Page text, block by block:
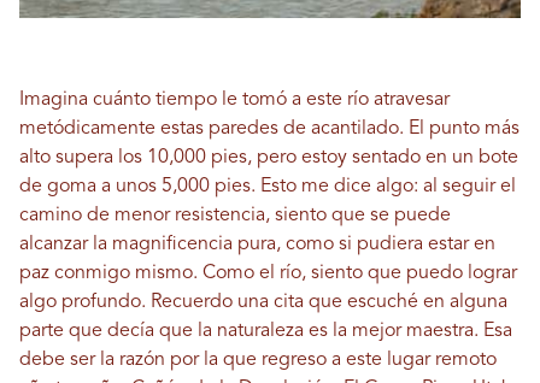
Imagina cuánto tiempo le tomó a este río atravesar
metódicamente estas paredes de acantilado. El punto más
alto supera los 10,000 pies, pero estoy sentado en un bote
de goma a unos 5,000 pies. Esto me dice algo: al seguir el
camino de menor resistencia, siento que se puede
alcanzar la magnificencia pura, como si pudiera estar en
paz conmigo mismo. Como el río, siento que puedo lograr
algo profundo. Recuerdo una cita que escuché en alguna
parte que decía que la naturaleza es la mejor maestra. Esa
debe ser la razón por la que regreso a este lugar remoto